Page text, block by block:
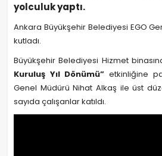
yolculuk yaptı.
Ankara Büyükşehir Belediyesi EGO
kutladı.
Büyükşehir Belediyesi Hizmet
Kuruluş Yıl Dönümü” etkinliğine
Genel Müdürü Nihat Alkaş ile üst
sayıda çalışanlar katıldı.